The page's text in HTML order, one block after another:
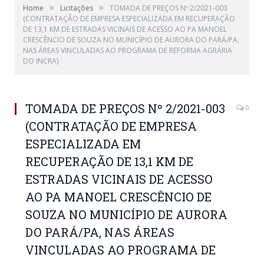
Home » Licitações »
TOMADA DE PREÇOS Nº 2/2021-003
(CONTRATAÇÃO DE EMPRESA ESPECIALIZADA EM RECUPERAÇÃO
DE 13,1 KM DE ESTRADAS VICINAIS DE ACESSO AO PA MANOEL
CRESCÊNCIO DE SOUZA NO MUNICÍPIO DE AURORA DO PARÁ/PA,
NAS ÁREAS VINCULADAS AO PROGRAMA DE REFORMA AGRÁRIA
DO INCRA)
TOMADA DE PREÇOS Nº 2/2021-003
(CONTRATAÇÃO DE EMPRESA
ESPECIALIZADA EM
RECUPERAÇÃO DE 13,1 KM DE
ESTRADAS VICINAIS DE ACESSO
AO PA MANOEL CRESCÊNCIO DE
SOUZA NO MUNICÍPIO DE AURORA
DO PARÁ/PA, NAS ÁREAS
VINCULADAS AO PROGRAMA DE
0